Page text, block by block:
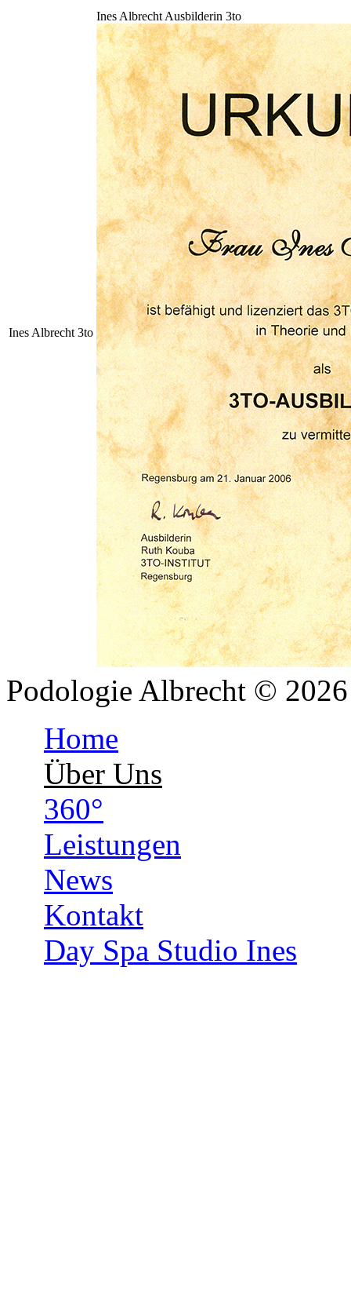
Ines Albrecht 3to
Ines Albrecht Ausbilderin 3to
Podologie Albrecht ©
Home
Über Uns
360°
Leistungen
News
Kontakt
Day Spa Studio Ines